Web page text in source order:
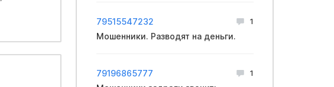
79515547232 1
Мошенники. Разводят на деньги.
79196865777 1